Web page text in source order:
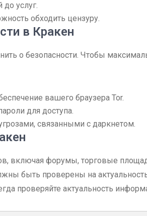
услуг.
обходить цензуру.
в Кракен
о безопасности. Чтобы
вашего браузера Tor.
для доступа.
связанными с даркнетом.
включая форумы, торговые
быть проверены на
проверяйте актуальность